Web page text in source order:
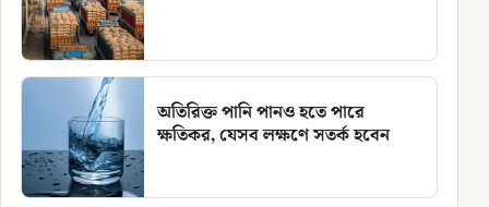
অতিরিক্ত পানি পানও হতে পারে
ক্ষতিকর, যেসব লক্ষণে সতর্ক হবেন